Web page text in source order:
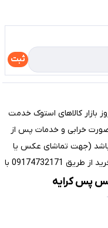
ثبت
بازار کالاهای استوک خدمت
تست در صورت خرابی و خدمات پس از
(جهت تماشای عکس یا
فیلم کالای موردنظرتان، راهنمایی و مشاوره خرید از طریق 09174732171 با
پس کرایه